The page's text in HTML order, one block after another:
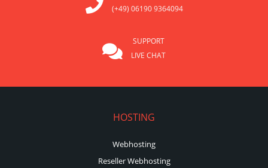
(+49) 06190 9364094
SUPPORT
LIVE CHAT
HOSTING
Webhosting
Reseller Webhosting